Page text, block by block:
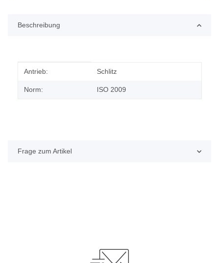
Beschreibung
Produkteigenschaft
Wert
Antrieb: Schlitz
Norm: ISO 2009
Frage zum Artikel